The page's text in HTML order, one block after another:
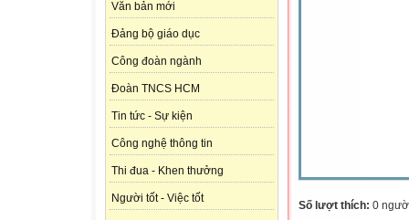
Văn bản mới
Đảng bộ giáo dục
Công đoàn ngành
Đoàn TNCS HCM
Tin tức - Sự kiện
Công nghệ thông tin
Thi đua - Khen thưởng
Người tốt - Việc tốt
Số lượt thích: 0